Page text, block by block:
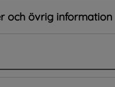
och övrig information